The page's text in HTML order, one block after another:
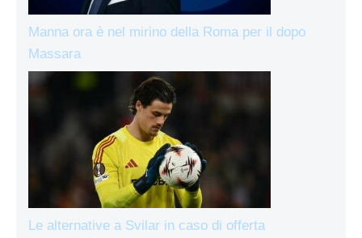
Manna ora è nel mirino della Roma per il dopo
Massara
Le alternative a Svilar in caso di offerta